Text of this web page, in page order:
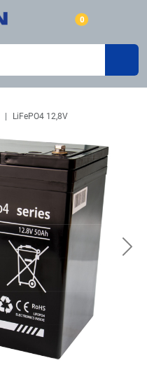
0
LiFePO4 12,8V